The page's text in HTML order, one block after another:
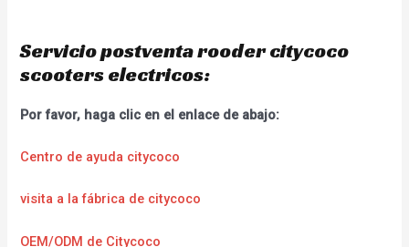
Servicio postventa rooder citycoco
scooters electricos:
Por favor, haga clic en el enlace de abajo:
Centro de ayuda citycoco
visita a la fábrica de citycoco
OEM/ODM de Citycoco